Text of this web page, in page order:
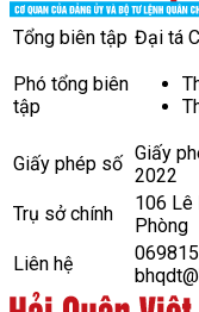
Tổng biên tập Đại tá
Phó tổng biên
tập
Giấy phép số Giấy
2022
Trụ sở chính
106 Lê
Phòng
Liên hệ